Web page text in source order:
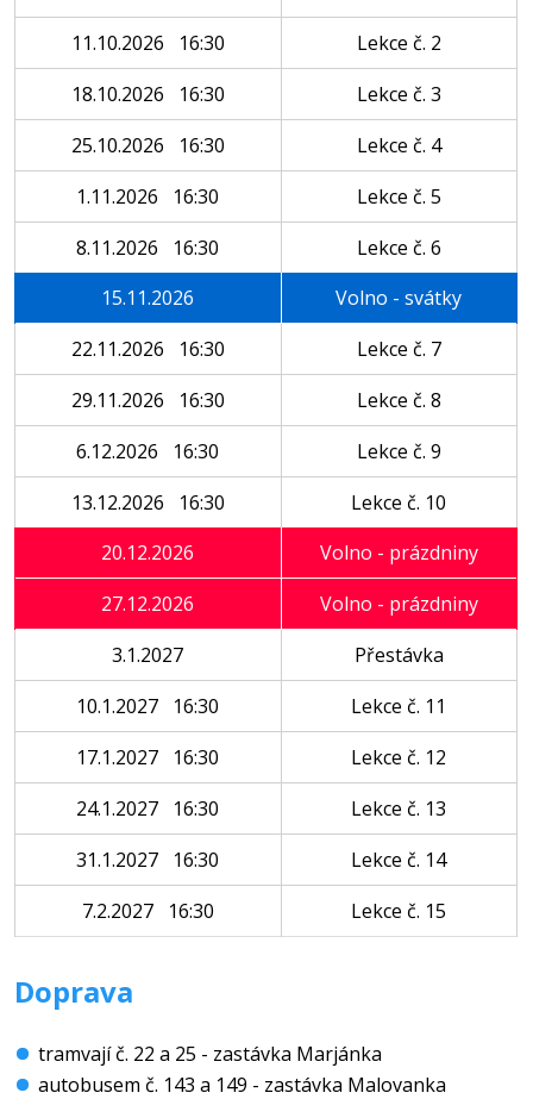
11.10.2026 16:30
Lekce č. 2
18.10.2026 16:30
Lekce č. 3
25.10.2026 16:30
Lekce č. 4
1.11.2026 16:30
Lekce č. 5
8.11.2026 16:30
Lekce č. 6
15.11.2026
Volno - svátky
22.11.2026 16:30
Lekce č. 7
29.11.2026 16:30
Lekce č. 8
6.12.2026 16:30
Lekce č. 9
13.12.2026 16:30
Lekce č. 10
20.12.2026
Volno - prázdniny
27.12.2026
Volno - prázdniny
3.1.2027
Přestávka
10.1.2027 16:30
Lekce č. 11
17.1.2027 16:30
Lekce č. 12
24.1.2027 16:30
Lekce č. 13
31.1.2027 16:30
Lekce č. 14
7.2.2027 16:30
Lekce č. 15
Doprava
tramvají č. 22 a 25 - zastávka Marjánka
autobusem č. 143 a 149 - zastávka Malovanka